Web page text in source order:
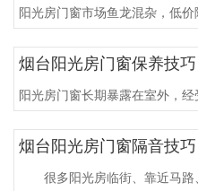
阳光房门窗市场鱼龙混杂，低
烟台阳光房门窗保养技
阳光房门窗长期暴露在室外，
烟台阳光房门窗隔音技
很多阳光房临街、靠近马路